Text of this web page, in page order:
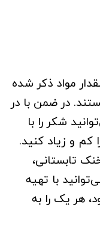
مواد ذکر شده
در ضمن با در
شکر را با
کم و زیاد کنید.
تابستانی،
با تهیه
هر یک را به